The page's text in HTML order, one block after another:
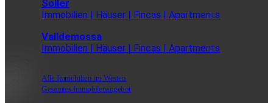
Soller
Immobilien | Häuser | Fincas | Apartments
Valldemossa
Immobilien | Häuser | Fincas | Apartments
Alle Immobilien im Westen
Gesamtes Immobilenangebot